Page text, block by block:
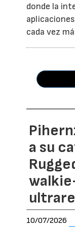
donde la
cada vez
a su
10/07/2026